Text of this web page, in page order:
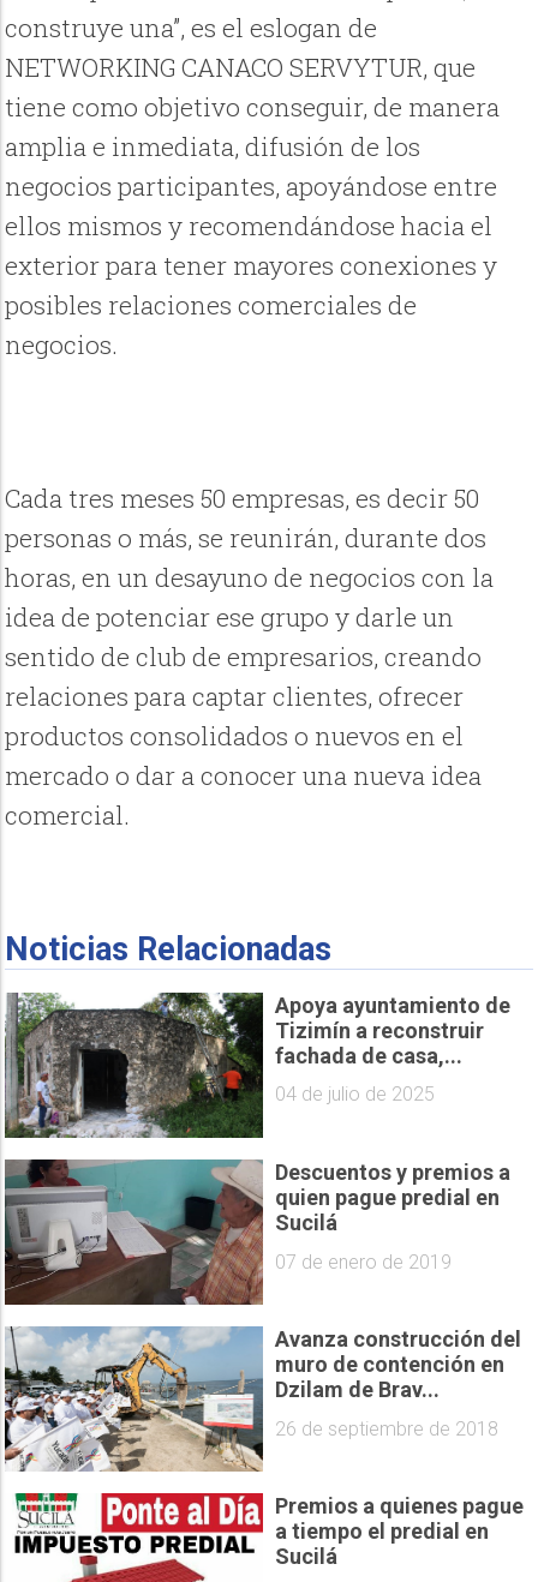
construye una”, es el eslogan de
NETWORKING CANACO SERVYTUR, que
tiene como objetivo conseguir, de manera
amplia e inmediata, difusión de los
negocios participantes, apoyándose entre
ellos mismos y recomendándose hacia el
exterior para tener mayores conexiones y
posibles relaciones comerciales de
negocios.
Cada tres meses 50 empresas, es decir 50
personas o más, se reunirán, durante dos
horas, en un desayuno de negocios con la
idea de potenciar ese grupo y darle un
sentido de club de empresarios, creando
relaciones para captar clientes, ofrecer
productos consolidados o nuevos en el
mercado o dar a conocer una nueva idea
comercial.
Noticias Relacionadas
Apoya ayuntamiento de
Tizimín a reconstruir
fachada de casa,...
04 de julio de 2025
Descuentos y premios a
quien pague predial en
Sucilá
07 de enero de 2019
Avanza construcción del
muro de contención en
Dzilam de Brav...
26 de septiembre de 2018
Premios a quienes pague
a tiempo el predial en
Sucilá